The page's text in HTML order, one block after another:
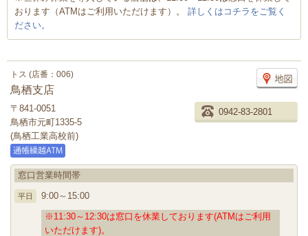
おります（ATMはご利用いただけます）。 詳しくはコチラをご覧く
ださい。
トス (店番：006)
鳥栖支店
0942-83-2801
〒841-0051
鳥栖市元町1335-5
(鳥栖工業高校前)
窓口営業時間帯
平日
9:00～15:00
※11:30～12:30は窓口を休業しております(ATMはご利用
いただけます)。